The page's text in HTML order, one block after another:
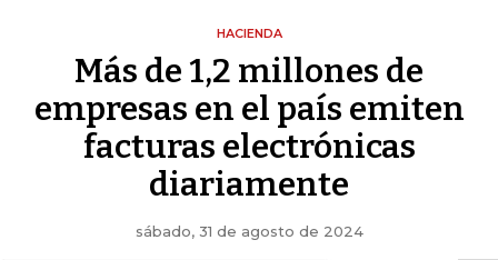
HACIENDA
Más de 1,2 millones de
empresas en el país emiten
facturas electrónicas
diariamente
sábado, 31 de agosto de 2024